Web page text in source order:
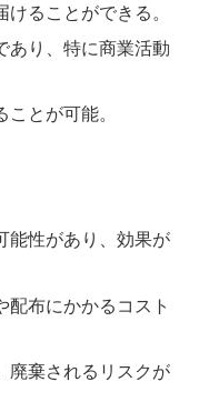
ることができる。
あり、特に商業活動
とが可能。
能性があり、効果が
配布にかかるコスト
廃棄されるリスクが